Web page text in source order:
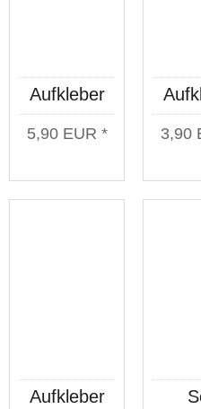
Aufkleber
Deutsche
Jungs weiß
5,90 EUR * 3,90
Aufkleber